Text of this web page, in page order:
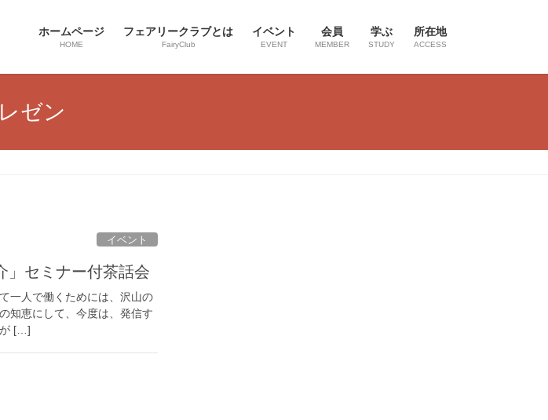
ホームページ
HOME
フェアリークラブとは
FairyClub
イベント
EVENT
会員
MEMBER
学ぶ
STUDY
所在地
ACCESS
ゼン
イベント
」セミナー付茶話会
一人で働くためには、沢山の
知恵にして、今度は、発信す
が […]